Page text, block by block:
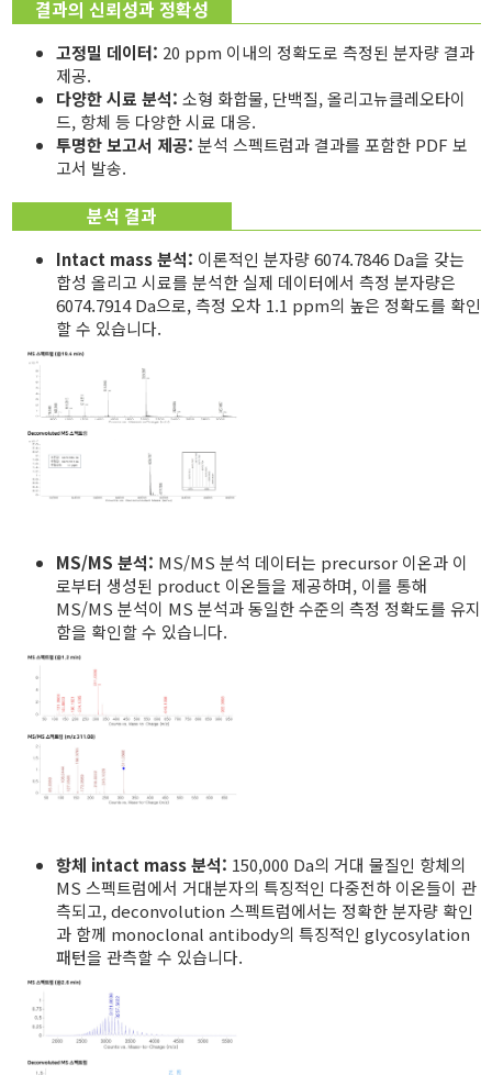
결과의 신뢰성과 정확성
고정밀 데이터: 20 ppm 이내의 정확도로 측정된 분자량 결과
제공.
다양한 시료 분석: 소형 화합물, 단백질, 올리고뉴클레오타이
드, 항체 등 다양한 시료 대응.
투명한 보고서 제공: 분석 스펙트럼과 결과를 포함한 PDF 보
고서 발송.
분석 결과
Intact mass 분석: 이론적인 분자량 6074.7846 Da을 갖는
합성 올리고 시료를 분석한 실제 데이터에서 측정 분자량은
6074.7914 Da으로, 측정 오차 1.1 ppm의 높은 정확도를 확인
할 수 있습니다.
MS/MS 분석: MS/MS 분석 데이터는 precursor 이온과 이
로부터 생성된 product 이온들을 제공하며, 이를 통해
MS/MS 분석이 MS 분석과 동일한 수준의 측정 정확도를 유지
함을 확인할 수 있습니다.
항체 intact mass 분석: 150,000 Da의 거대 물질인 항체의
MS 스펙트럼에서 거대분자의 특징적인 다중전하 이온들이 관
측되고, deconvolution 스펙트럼에서는 정확한 분자량 확인
과 함께 monoclonal antibody의 특징적인 glycosylation
패턴을 관측할 수 있습니다.